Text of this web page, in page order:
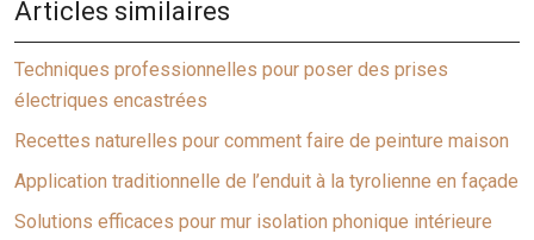
Articles similaires
Techniques professionnelles pour poser des prises
électriques encastrées
Recettes naturelles pour comment faire de peinture maison
Application traditionnelle de l’enduit à la tyrolienne en façade
Solutions efficaces pour mur isolation phonique intérieure